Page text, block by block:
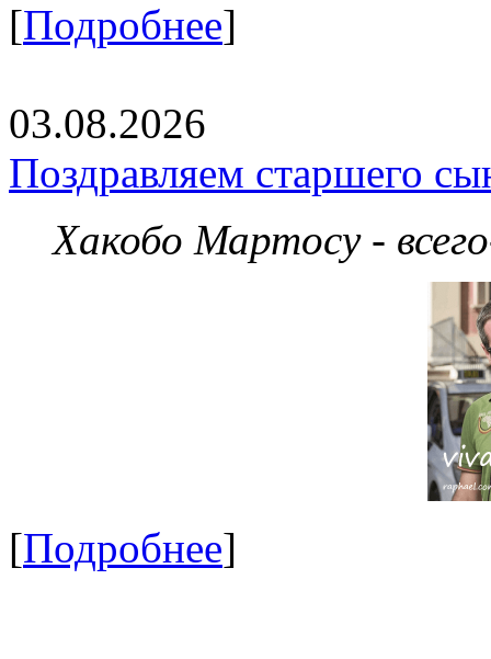
[Подробнее]
03.08.2026
Поздравляем старшего
Хакобо Мартосу -
[Подробнее]